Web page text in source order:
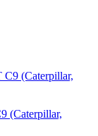
(Caterpillar,